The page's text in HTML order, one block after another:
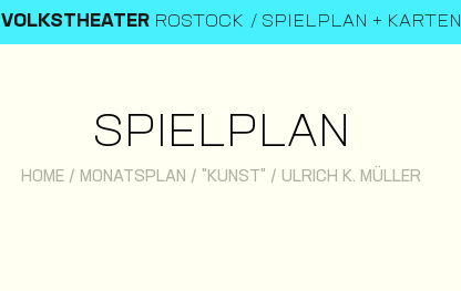
VOLKSTHEATER ROSTOCK SPIELPLAN + KARTEN
SPIELPLAN
HOME/ MONATSPLAN / "KUNST" / ULRICH K. MÜLLER